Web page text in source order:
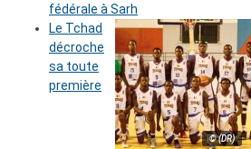
fédérale à Sarh
© (DR)
Le Tchad
décroche
sa toute
première